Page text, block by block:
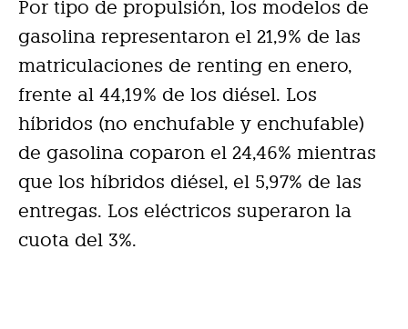
Por tipo de propulsión, los modelos de
gasolina representaron el 21,9% de las
matriculaciones de renting en enero,
frente al 44,19% de los diésel. Los
híbridos (no enchufable y enchufable)
de gasolina coparon el 24,46% mientras
que los híbridos diésel, el 5,97% de las
entregas. Los eléctricos superaron la
cuota del 3%.